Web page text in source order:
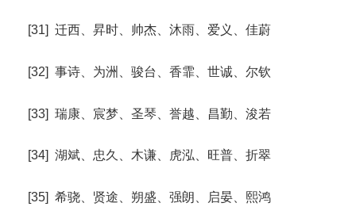
[31] 迁西、昇时、帅杰、沐雨、爱义、佳蔚
[32] 事诗、为洲、骏台、香霏、世诚、尔钦
[33] 瑞康、宸梦、圣琴、誉越、昌勤、浚若
[34] 湖斌、忠久、木谦、虎泓、旺普、折翠
[35] 希骁、贤途、朔盛、强朗、启晏、熙鸿